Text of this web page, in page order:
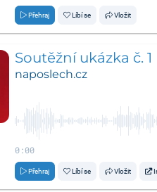
Přehraj Líbí se Vložit
Soutěžní ukázka č. 1
naposlech.cz
0:00
Přehraj Líbí se Vložit